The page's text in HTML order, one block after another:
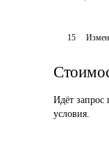
15
Идёт запрос
условия.